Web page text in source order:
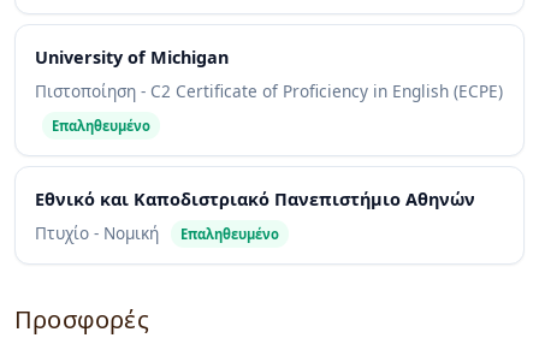
University of Michigan
Πιστοποίηση - C2 Certificate of Proficiency in English (ECPE)
Επαληθευμένο
Εθνικό και Καποδιστριακό Πανεπιστήμιο Αθηνών
Πτυχίο - Νομική
Επαληθευμένο
Προσφορές